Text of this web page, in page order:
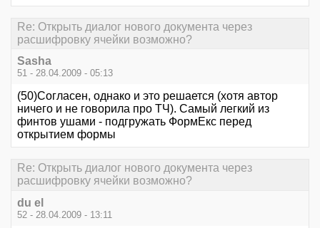
Re: Открыть диалог нового документа через
расшифровку ячейки возможно?
Sasha
51 - 28.04.2009 - 05:13
(50)Согласен, однако и это решается (хотя автор
ничего и не говорила про ТЧ). Самый легкий из
финтов ушами - подгружать ФормЕкс перед
открытием формы
Re: Открыть диалог нового документа через
расшифровку ячейки возможно?
du el
52 - 28.04.2009 - 13:11